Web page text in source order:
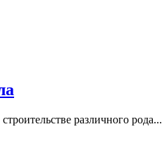
различного рода...